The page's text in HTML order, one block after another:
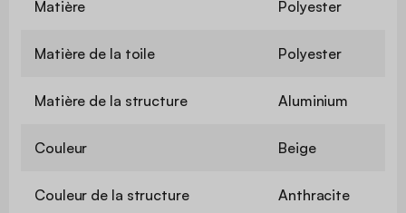
Matière Polyester
Matière de la toile Polyester
Matière de la structure Aluminium
Couleur Beige
Couleur de la structure Anthracite